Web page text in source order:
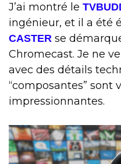
J’ai montré le
ingénieur, et il a été
CASTER se
Chromecast. Je ne
avec des détails
“composantes” sont
impressionnantes.